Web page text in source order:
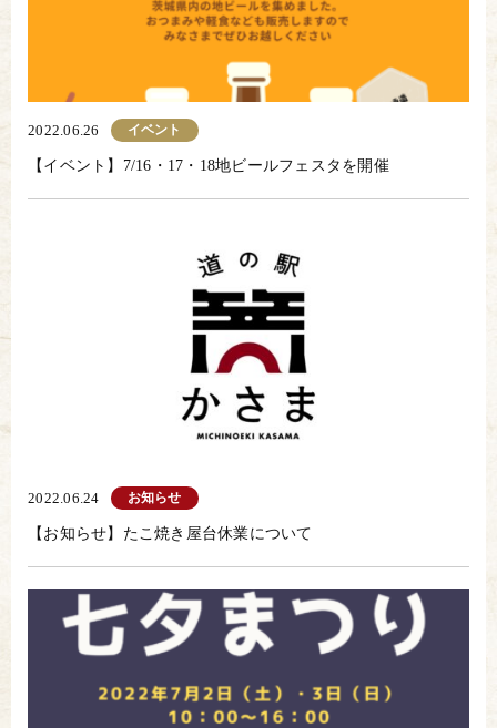
2022.06.26 イベント
【イベント】7/16・17・18地ビールフェスタを開催
2022.06.24 お知らせ
【お知らせ】たこ焼き屋台休業について